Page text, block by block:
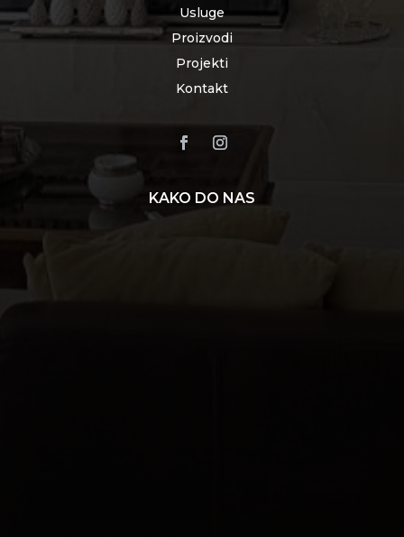
Usluge
Proizvodi
Projekti
Kontakt
KAKO DO NAS